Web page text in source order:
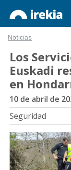
Noticias
Los
Euskadi
en
10 de abril de
Seguridad